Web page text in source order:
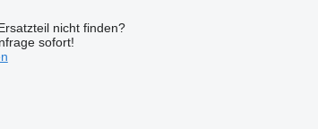
nicht finden?
sofort!